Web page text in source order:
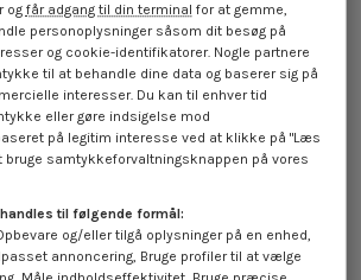
45.000+ referencer på lager
bredeste udvalg på internettet
ogfår adgang til din terminal for at gemme,
personoplysninger såsom dit besøg på
og cookie-identifikatorer. Nogle partnere
til at behandle dine data og baserer sig på
interesser. Du kan til enhver tid
eller gøre indsigelse mod
på legitim interesse ved at klikke på "Læs
bruge samtykkeforvaltningsknappen på vores
til følgende formål:
og/eller tilgå oplysninger på en enhed,
annoncering, Bruge profiler til at vælge